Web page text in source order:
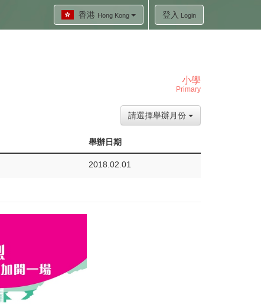
香港 Hong Kong 登入 Login
小學
Primary
請選擇舉辦月份
舉辦日期
2018.02.01